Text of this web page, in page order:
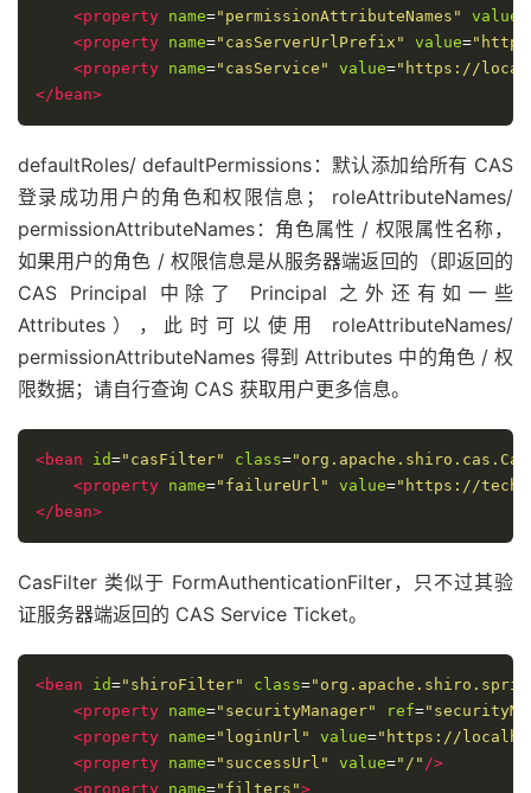
<property name="permissionAttributeNames" value
<property name="casServerUrlPrefix" value=
<property name="casService" value="https://
</bean>
defaultRoles/ defaultPermissions：默认添加给所有 CAS
登录成功用户的角色和权限信息； roleAttributeNames/
permissionAttributeNames：角色属性 / 权限属性名称，
如果用户的角色 / 权限信息是从服务器端返回的（即返回的
CAS Principal 中除了 Principal 之外还有如一些
Attributes），此时可以使用 roleAttributeNames/
permissionAttributeNames 得到 Attributes 中的角色 / 权
限数据；请自行查询 CAS 获取用户更多信息。
<bean id="casFilter" class=
<property name="failureUrl" value="https://
</bean>
CasFilter 类似于 FormAuthenticationFilter，只不过其验
证服务器端返回的 CAS Service Ticket。
<bean id="shiroFilter" class=
<property name="securityManager" ref=
<property name="loginUrl" value="https://
<property name="successUrl" value="/" />
<property name="filters">